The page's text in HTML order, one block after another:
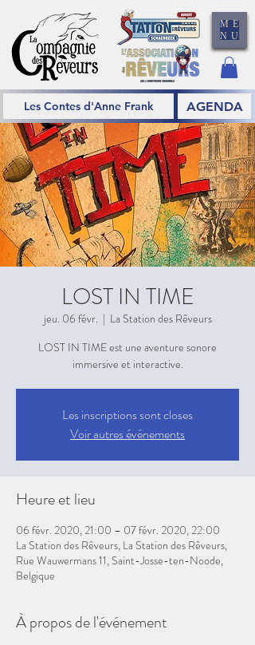
Les Contes d'Anne Frank AGENDA
ME
NU
LOST IN TIME
jeu. 06 févr.
  |
La Station des Rêveurs
LOST IN TIME est une aventure sonore
immersive et interactive.
Les inscriptions sont closes
Voir autres événements
Heure et lieu
06 févr. 2020, 21:00 – 07 févr. 2020, 22:00
La Station des Rêveurs, La Station des Rêveurs,
Rue Wauwermans 11, Saint-Josse-ten-Noode,
Belgique
À propos de l'événement